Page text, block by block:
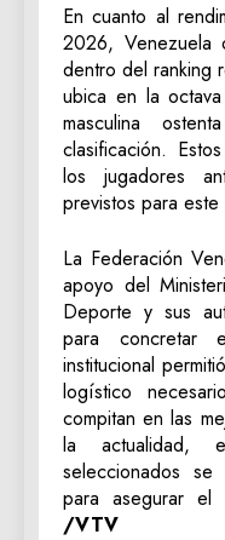
En cuanto al
2026, Venezuela
dentro del ranking
ubica en la
masculina
clasificación.
los jugadores
previstos para este
La Federación
apoyo del
Deporte y sus
para concretar
institucional
logístico
compitan en las
la actualidad,
seleccionados
para asegurar el
/VTV